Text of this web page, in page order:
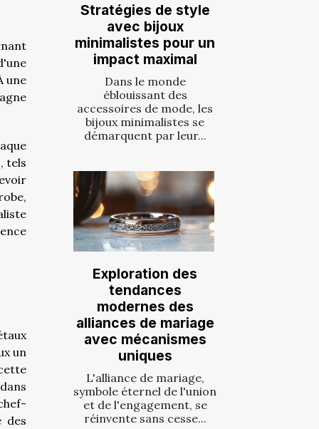
une
tels
un
des
Stratégies de style
avec bijoux
minimalistes pour un
impact maximal
Dans le monde
éblouissant des
accessoires de mode, les
bijoux minimalistes se
démarquent par leur...
Exploration des
tendances
modernes des
alliances de mariage
avec mécanismes
uniques
L'alliance de mariage,
symbole éternel de l'union
et de l'engagement, se
réinvente sans cesse...